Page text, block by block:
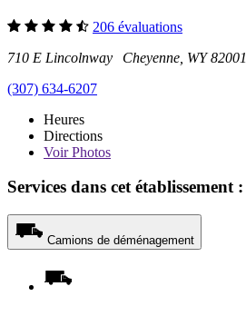
206 évaluations
710 E Lincolnway Cheyenne, WY 82001
(307) 634-6207
Heures
Directions
VoirPhotos
Services dans cet établissement :
Camions de déménagement